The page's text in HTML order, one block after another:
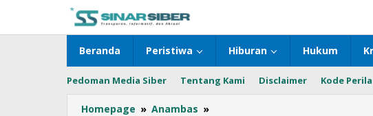
konten
Beranda Peristiwa Hiburan Hukum
Pedoman Media Siber Tentang Kami Disclaimer Kode
Homepage » Anambas »